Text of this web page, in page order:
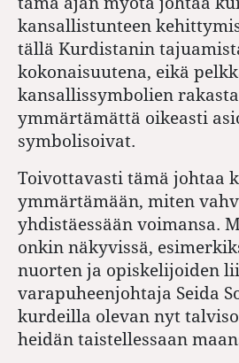
kansallistunteen
tällä Kurdistanin
kokonaisuutena, eikä
kansallissymbolien
ymmärtämättä oikeasti
symbolisoivat.
Toivottavasti tämä johtaa
ymmärtämään, miten
yhdistäessään voimansa.
onkin näkyvissä,
nuorten ja opiskelijoiden
varapuheenjohtaja Seida
kurdeilla olevan nyt
heidän taistellessaan